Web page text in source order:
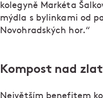
kolegyně Markéta
mýdla s bylinkami od
Novohradských hor.“
Kompost nad
Největším benefitem